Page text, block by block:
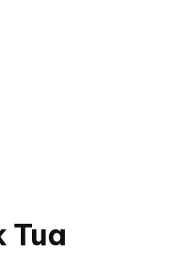
Tua